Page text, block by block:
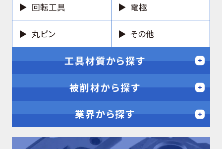
回転工具 電極
丸ピン その他
工具材質から探す
被削材から探す
業界から探す